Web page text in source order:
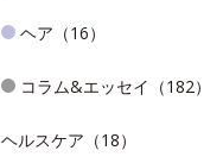
ヘア（16）
コラム&エッセイ（182）
ヘルスケア（18）